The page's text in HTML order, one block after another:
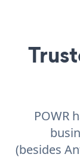
POWR
(besides